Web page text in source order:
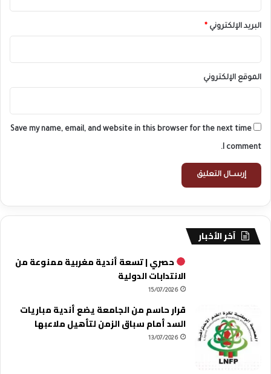
البريد الإلكتروني *
الموقع الإلكتروني
Save my name, email, and website in this browser for the next time
I comment.
آخر الأخبار
حصري | تسعة أندية مغربية ممنوعة من
الانتدابات الدولية
15/07/2026
قرار حاسم من الجامعة يضع أندية مباريات
السد أمام سباق الزمن لتأهيل ملاعبها
13/07/2026